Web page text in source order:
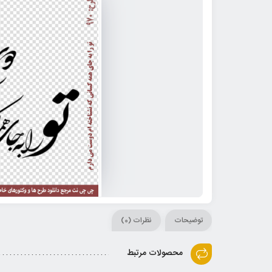
توضیحات نظرات (0)
محصولات مرتبط